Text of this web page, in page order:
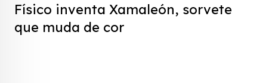
Físico inventa Xamaleón, sorvete
que muda de cor